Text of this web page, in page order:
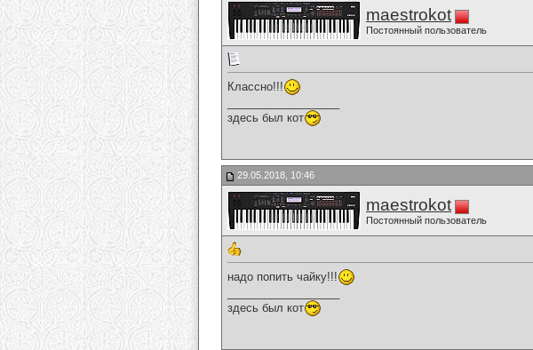
maestrokot
Постоянный пользователь
Классно!!!
здесь был кот
29.05.2018, 10:46
maestrokot
Постоянный пользователь
надо попить чайку!!!
здесь был кот